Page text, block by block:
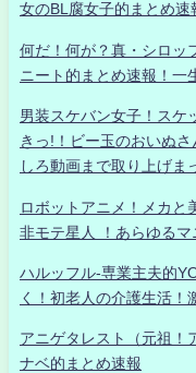
女のBL腐女子的まとめ速
何だ！何が？真・シロ
ニート的まとめ速報！一
男装スケバン女子！スケ
きっ!！ビー玉のおいぬ
しろ動画まで取り上げま
ロボットアニメ！メカと
非モテ星人 ！あらゆる
ハルッフル-専業主夫的
く！初老人の介護生活！
アニゲタレスト（元祖
ナベ的まとめ速報